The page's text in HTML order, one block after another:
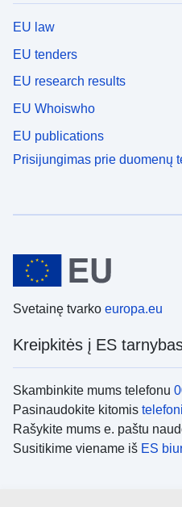
EU law
EU tenders
EU research results
EU Whoiswho
EU publications
Prisijungimas prie duomenų
Svetainę tvarko europa.eu
Kreipkitės į ES
Skambinkite mums telefonu
Pasinaudokite kitomis
Rašykite mums e. paštu
Susitikime viename iš ES